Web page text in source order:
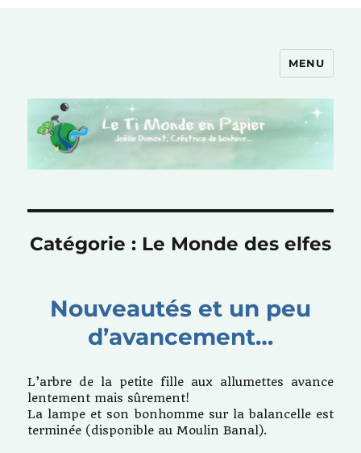
MENU
Catégorie : Le Monde des elfes
Nouveautés et un peu
d’avancement…
L’arbre de la petite fille aux allumettes avance
lentement mais sûrement!
La lampe et son bonhomme sur la balancelle est
terminée (disponible au Moulin Banal).